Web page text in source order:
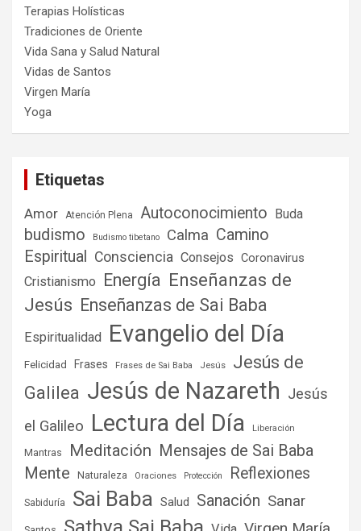
Terapias Holísticas
Tradiciones de Oriente
Vida Sana y Salud Natural
Vidas de Santos
Virgen María
Yoga
Etiquetas
Amor Atención Plena Autoconocimiento Buda
budismo Budismo tibetano Calma Camino
Espiritual
Consciencia Consejos Coronavirus
Cristianismo Energía Enseñanzas de
Jesús Enseñanzas de Sai Baba
Espiritualidad Evangelio del Día
Felicidad Frases Frases de Sai Baba Jesús
Jesús de
Galilea Jesús de Nazareth Jesús
el Galileo Lectura del Día Liberación
Mantras Meditación Mensajes de Sai Baba
Mente
Naturaleza Oraciones Protección Reflexiones
Sabiduría Sai Baba Salud Sanación Sanar